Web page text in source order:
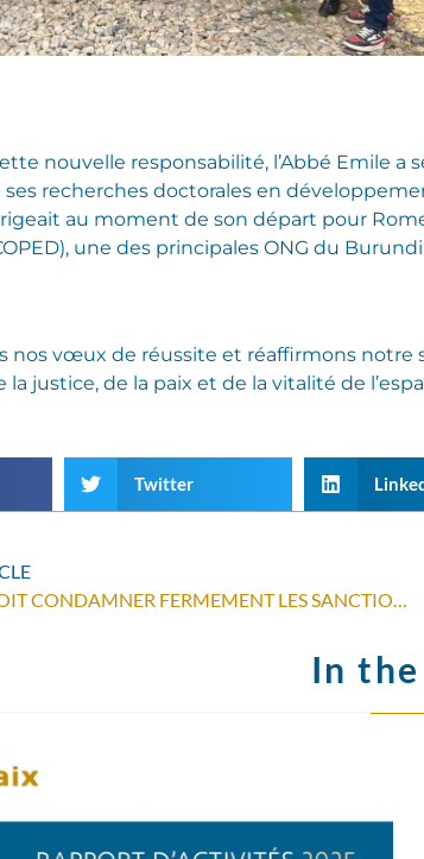
nouvelle responsabilité, l’Abbé Emile a
recherches doctorales en
au moment de son départ pour
une des principales ONG du
nos vœux de réussite et réaffirmons notre
la justice, de la paix et de la vitalité de
Twitter
In